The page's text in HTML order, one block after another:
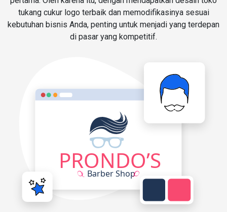
tukang cukur logo terbaik dan memodifikasinya sesuai
kebutuhan bisnis Anda, penting untuk menjadi yang terdepan
di pasar yang kompetitif.